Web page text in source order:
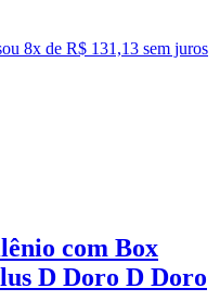
ou 8x de R$ 131,13 sem juros
com Box
D Doro D Doro